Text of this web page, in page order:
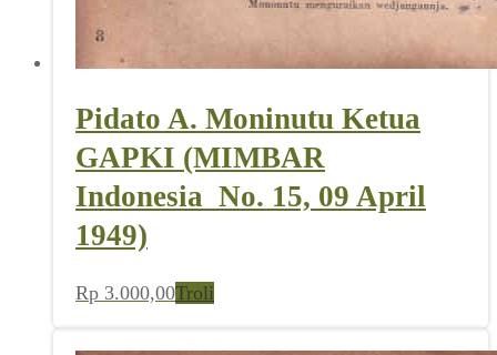
Pidato A. Moninutu Ketua
GAPKI (MIMBAR
Indonesia_No. 15, 09 April
1949)
Rp 3.000,00Troli